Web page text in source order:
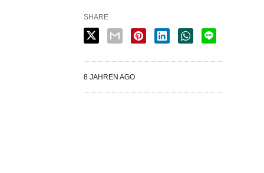
SHARE
8 JAHREN AGO